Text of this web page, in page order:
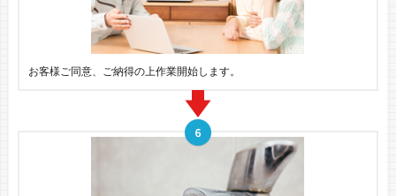
お客様ご同意、ご納得の上作業開始します。